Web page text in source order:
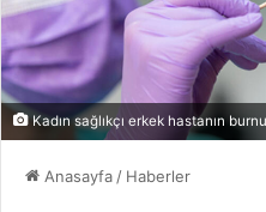
Kadın sağlıkçı erkek hastanın
Anasayfa / Haberler